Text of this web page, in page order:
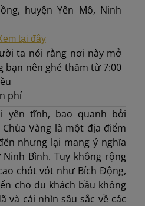
huyện Yên Mô, Ninh
tại đây
ta nói rằng nơi này mở
bạn nên ghé thăm từ 7:00
phí
yên tĩnh, bao quanh bởi
Vàng là một địa điểm
nhưng lại mang ý nghĩa
Bình. Tuy không rộng
chót vót như Bích Động,
cho du khách bầu không
và cái nhìn sâu sắc về các